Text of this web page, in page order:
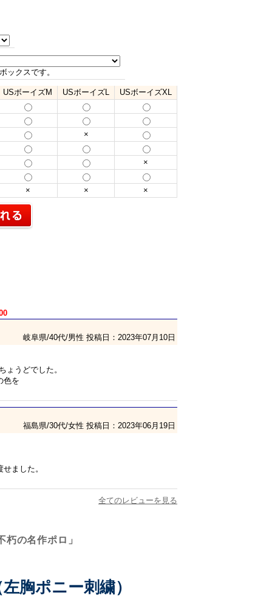
ックスです。
USボーイズM USボーイズL USボーイズXL
×
×
× × ×
岐阜県/40代/男性 投稿日：2023年07月10日
ょうどでした。
色を
福島県/30代/女性 投稿日：2023年06月19日
ました。
全てのレビューを見る
の名作ポロ」
胸ポニー刺繍）